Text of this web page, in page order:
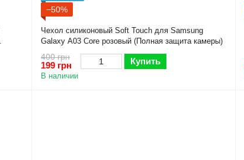
−50%
Чехол силиконовый Soft Touch для Samsung
Galaxy A03 Core розовый (Полная защита камеры)
400 грн
199 грн Купить
В наличии